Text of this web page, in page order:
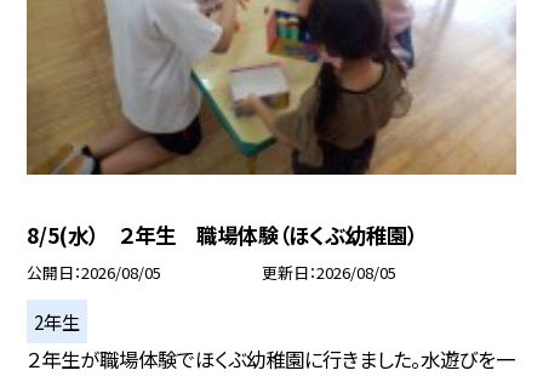
8/5(水） ２年生 職場体験（ほくぶ幼稚園）
公開日 2026/08/05 更新日 2026/08/05
2年生
２年生が職場体験でほくぶ幼稚園に行きました。水遊びを一